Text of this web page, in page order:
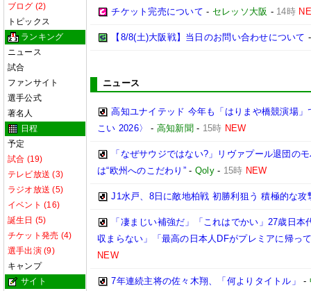
ブログ (2)
トピックス
ランキング
ニュース
試合
ファンサイト
選手公式
著名人
日程
予定
試合 (19)
テレビ放送 (3)
ラジオ放送 (5)
イベント (16)
誕生日 (5)
チケット発売 (4)
選手出演 (9)
キャンプ
サイト
チケット完売について - セレッソ大阪 - 14時
【8/8(土)大阪戦】当日のお問い合わせについて
ニュース
高知ユナイテッド 今年も「はりまや橋競演場
こい 2026〉
- 高知新聞 - 15時 NEW
「なぜサウジではない?」リヴァプール退団の
は“欧州へのこだわり”- Qoly- 15時 NEW
J1水戸、8日に敵地柏戦 初勝利狙う 積極的な攻
「凄まじい補強だ」「これはでかい」27歳日
収まらない」「最高の日本人DFがプレミアに帰っ
NEW
7年連続主将の佐々木翔、「何よりタイトル」 -